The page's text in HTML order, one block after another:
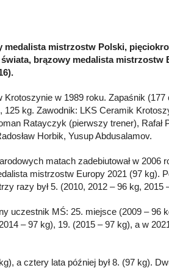
medalista mistrzostw Polski,
brązowy medalista mistrzostw
Krotoszynie w 1989 roku. Zapaśnik
125 kg. Zawodnik: LKS Ceramik
Ratayczyk (pierwszy trener), Rafał
Horbik, Yusup Abdusalamov.
matach zadebiutował w 2006
mistrzostw Europy 2021 (97 kg).
razy był 5. (2010, 2012 – 96 kg, 2015
uczestnik MŚ: 25. miejsce (2009 – 96
– 97 kg), 19. (2015 – 97 kg), a w
a cztery lata później był 8. (97 kg).